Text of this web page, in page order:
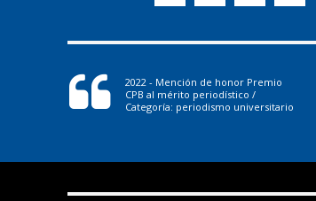
2022 - Mención de honor Premio
CPB al mérito periodístico /
Categoría: periodismo universitario